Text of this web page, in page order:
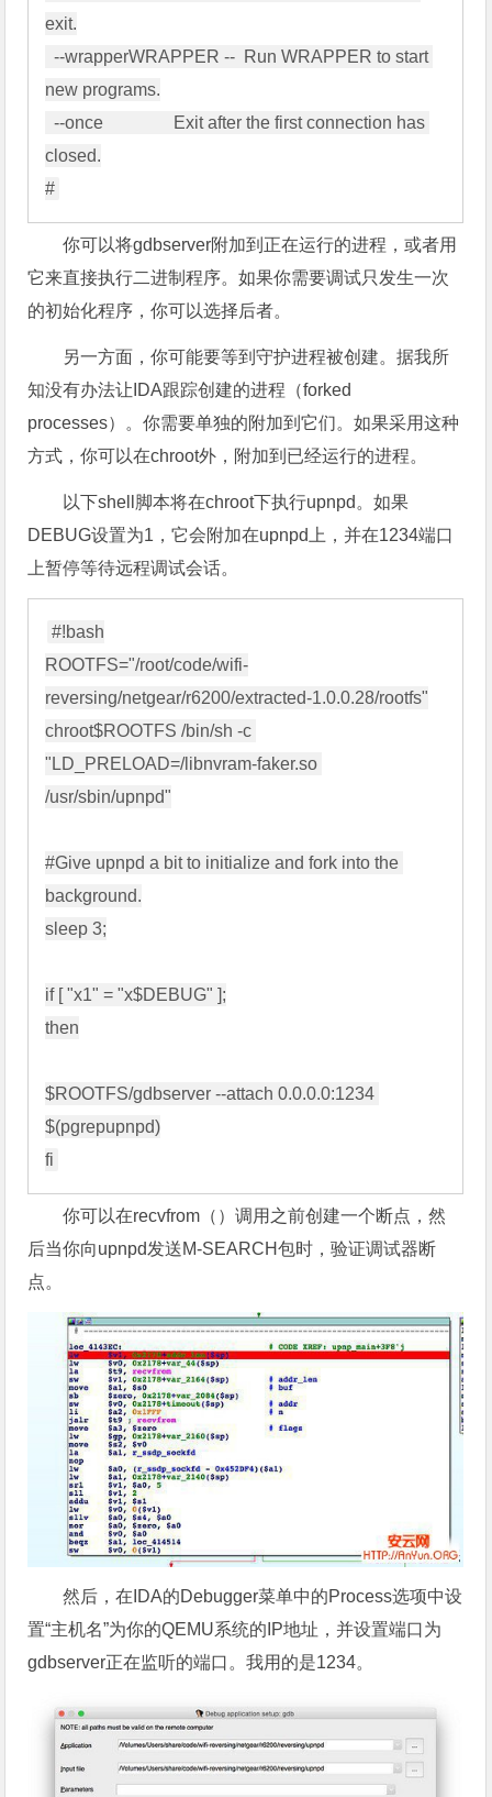
exit.
  --wrapperWRAPPER --  Run WRAPPER to start
new programs.
  --once                Exit after the first connection has
closed.
你可以将gdbserver附加到正在运行的进程，或者用
它来直接执行二进制程序。如果你需要调试只发生一次
的初始化程序，你可以选择后者。
另一方面，你可能要等到守护进程被创建。据我所
知没有办法让IDA跟踪创建的进程（forked
processes）。你需要单独的附加到它们。如果采用这种
方式，你可以在chroot外，附加到已经运行的进程。
以下shell脚本将在chroot下执行upnpd。如果
DEBUG设置为1，它会附加在upnpd上，并在1234端口
上暂停等待远程调试会话。
#!bash
ROOTFS="/root/code/wifi-
reversing/netgear/r6200/extracted-1.0.0.28/rootfs"
chroot$ROOTFS /bin/sh -c
"LD_PRELOAD=/libnvram-faker.so
/usr/sbin/upnpd"
#Give upnpd a bit to initialize and fork into the
background.
sleep 3;
if [ "x1" = "x$DEBUG" ];
then
$ROOTFS/gdbserver --attach 0.0.0.0:1234
$(pgrepupnpd)
你可以在recvfrom（）调用之前创建一个断点，然
后当你向upnpd发送M-SEARCH包时，验证调试器断
点。
然后，在IDA的Debugger菜单中的Process选项中设
置“主机名”为你的QEMU系统的IP地址，并设置端口为
gdbserver正在监听的端口。我用的是1234。